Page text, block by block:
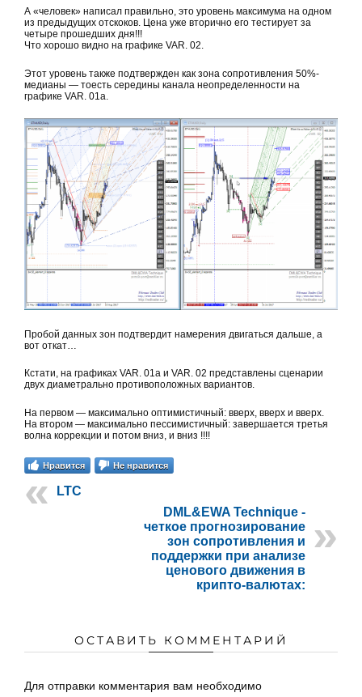
А «человек» написал правильно, это уровень максимума на одном
из предыдущих отскоков. Цена уже вторично его тестирует за
четыре прошедших дня!!!
Что хорошо видно на графике VAR. 02.
Этот уровень также подтвержден как зона сопротивления 50%-
медианы — тоесть середины канала неопределенности на
графике VAR. 01а.
Пробой данных зон подтвердит намерения двигаться дальше, а
вот откат…
Кстати, на графиках VAR. 01а и VAR. 02 представлены сценарии
двух диаметрально противоположных вариантов.
На первом — максимально оптимистичный: вверх, вверх и вверх.
На втором — максимально пессимистичный: завершается третья
волна коррекции и потом вниз, и вниз !!!!
Нравится Не нравится
LTC
DML&EWA Technique -
четкое прогнозирование
зон сопротивления и
поддержки при анализе
ценового движения в
крипто-валютах:
ОСТАВИТЬ КОММЕНТАРИЙ
Для отправки комментария вам необходимо